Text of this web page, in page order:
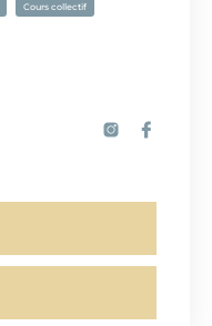
Cours collectif